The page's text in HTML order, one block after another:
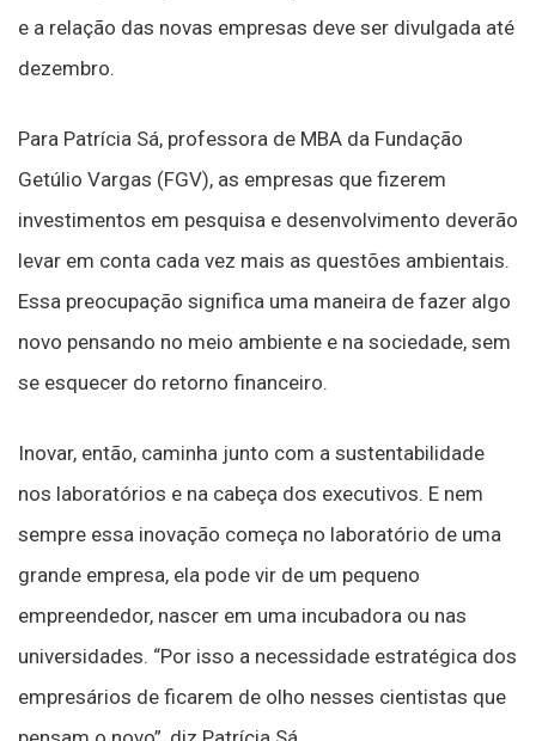
e a relação das novas empresas deve ser divulgada até
dezembro.
Para Patrícia Sá, professora de MBA da Fundação
Getúlio Vargas (FGV), as empresas que fizerem
investimentos em pesquisa e desenvolvimento deverão
levar em conta cada vez mais as questões ambientais.
Essa preocupação significa uma maneira de fazer algo
novo pensando no meio ambiente e na sociedade, sem
se esquecer do retorno financeiro.
Inovar, então, caminha junto com a sustentabilidade
nos laboratórios e na cabeça dos executivos. E nem
sempre essa inovação começa no laboratório de uma
grande empresa, ela pode vir de um pequeno
empreendedor, nascer em uma incubadora ou nas
universidades. “Por isso a necessidade estratégica dos
empresários de ficarem de olho nesses cientistas que